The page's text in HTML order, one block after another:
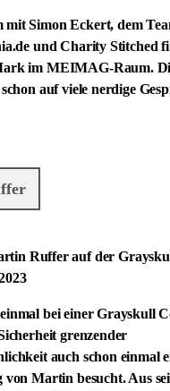
mit Simon Eckert, dem
und Charity Stitched
im MEIMAG-Raum.
auf viele nerdige
bei einer Grayskull
grenzender
auch schon einmal
von Martin besucht. Aus